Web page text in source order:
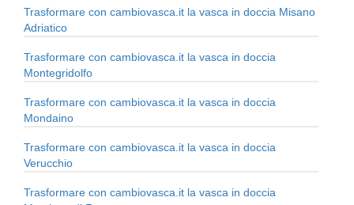
Trasformare con cambiovasca.it la vasca in doccia Misano
Adriatico
Trasformare con cambiovasca.it la vasca in doccia
Montegridolfo
Trasformare con cambiovasca.it la vasca in doccia
Mondaino
Trasformare con cambiovasca.it la vasca in doccia
Verucchio
Trasformare con cambiovasca.it la vasca in doccia